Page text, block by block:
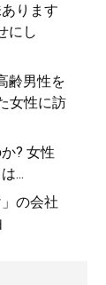
ります
にし
齢男性を
女性に訪
? 女性
...
の会社